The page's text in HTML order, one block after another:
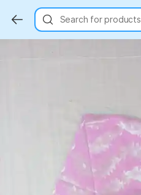
Search for products